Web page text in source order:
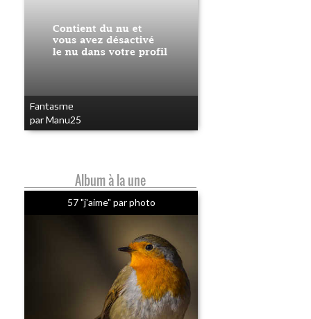
Fantasme
par Manu25
Album à la une
57 "j'aime" par photo